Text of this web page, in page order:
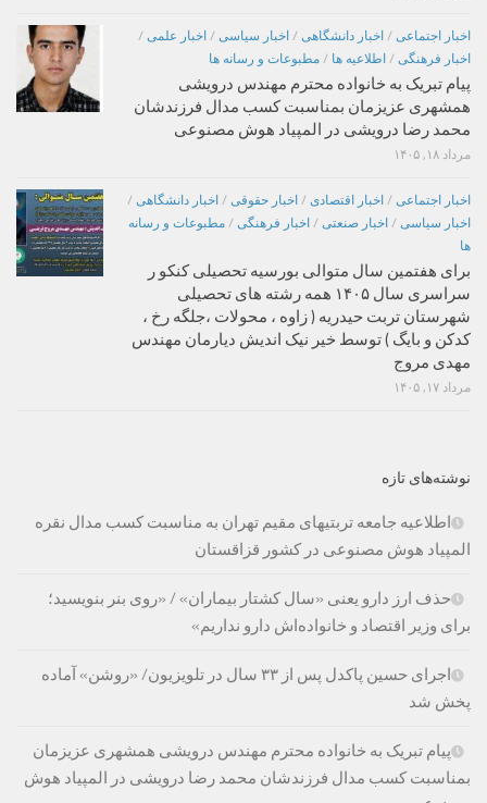
اخبار اجتماعی / اخبار دانشگاهی / اخبار سیاسی / اخبار علمی /
اخبار فرهنگی / اطلاعیه ها / مطبوعات و رسانه ها
پیام تبریک به خانواده محترم مهندس درویشی
همشهری عزیزمان بمناسبت کسب مدال فرزندشان
محمد رضا درویشی در المپیاد هوش مصنوعی
مرداد ۱۸, ۱۴۰۵
اخبار اجتماعی / اخبار اقتصادی / اخبار حقوقی / اخبار دانشگاهی /
اخبار سیاسی / اخبار صنعتی / اخبار فرهنگی / مطبوعات و رسانه
ها
برای هفتمین سال متوالی بورسیه تحصیلی کنکو ر
سراسری سال ۱۴۰۵ همه رشته های تحصیلی
شهرستان تربت حیدریه ( زاوه ، محولات ،جلگه رخ ،
کدکن و بایگ ) توسط خیر نیک اندیش دیارمان مهندس
مهدی مروج
مرداد ۱۷, ۱۴۰۵
نوشته‌های تازه
اطلاعیه جامعه تربتیهای مقیم تهران به مناسبت کسب مدال نقره
المپیاد هوش مصنوعی در کشور قزاقستان
حذف ارز دارو یعنی «سال کشتار بیماران» / «روی بنر بنویسید؛
برای وزیر اقتصاد و خانواده‌اش دارو نداریم»
اجرای حسین پاکدل پس از ۳۳ سال در تلویزیون/ «روشن» آماده
پخش شد
پیام تبریک به خانواده محترم مهندس درویشی همشهری عزیزمان
بمناسبت کسب مدال فرزندشان محمد رضا درویشی در المپیاد هوش